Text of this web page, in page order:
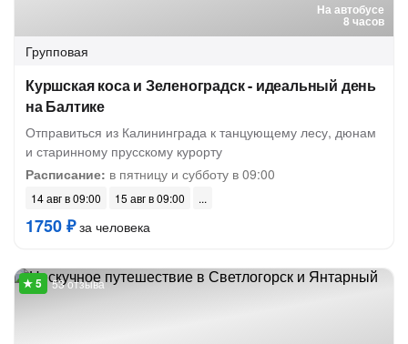
На автобусе
8 часов
Групповая
Куршская коса и Зеленоградск - идеальный день
на Балтике
Отправиться из Калининграда к танцующему лесу, дюнам
и старинному прусскому курорту
Расписание: в пятницу и субботу в 09:00
14 авг в 09:00 15 авг в 09:00
1750 ₽за человека
53 отзыва